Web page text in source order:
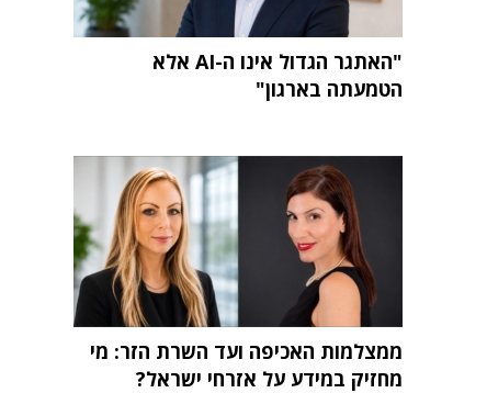
"האתגר הגדול אינו ה-AI אלא
הטמעתה בארגון"
ממצלמות האכיפה ועד השרת הזר: מי
מחזיק במידע על אזרחי ישראל?